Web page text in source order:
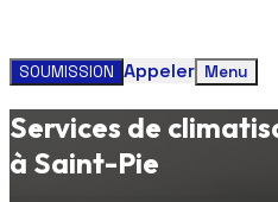
SOUMISSION Appeler Menu
Services de
à Saint-Pie